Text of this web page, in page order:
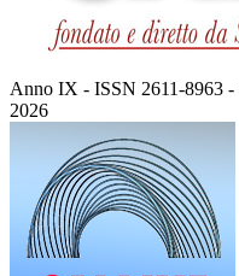
Anno IX - ISSN 2611-8963 -
2026